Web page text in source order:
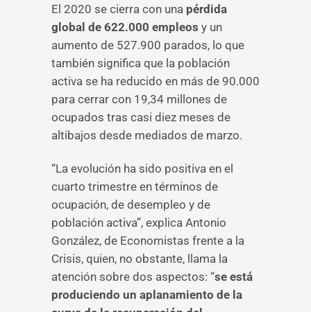
El 2020 se cierra con una pérdida
global de 622.000 empleos y un
aumento de 527.900 parados, lo que
también significa que la población
activa se ha reducido en más de 90.000
para cerrar con 19,34 millones de
ocupados tras casi diez meses de
altibajos desde mediados de marzo.
“La evolución ha sido positiva en el
cuarto trimestre en términos de
ocupación, de desempleo y de
población activa”, explica Antonio
González, de Economistas frente a la
Crisis, quien, no obstante, llama la
atención sobre dos aspectos: “se está
produciendo un aplanamiento de la